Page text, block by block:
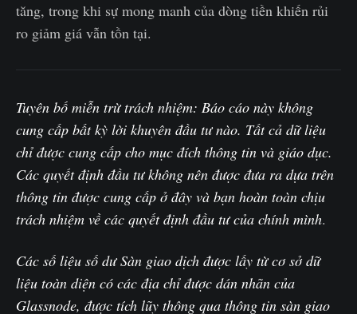
tăng, trong khi sự mong manh của dòng tiền khiến rủi
ro giảm giá vẫn tồn tại.
Tuyên bố miễn trừ trách nhiệm: Báo cáo này không
cung cấp bất kỳ lời khuyên đầu tư nào. Tất cả dữ liệu
chỉ được cung cấp cho mục đích thông tin và giáo dục.
Các quyết định đầu tư không nên được đưa ra dựa trên
thông tin được cung cấp ở đây và bạn hoàn toàn chịu
trách nhiệm về các quyết định đầu tư của chính mình.‌
Các số liệu số dư Sàn giao dịch được lấy từ cơ sở dữ
liệu toàn diện có các địa chỉ được dán nhãn của
Glassnode, được tích lũy thông qua thông tin sàn giao